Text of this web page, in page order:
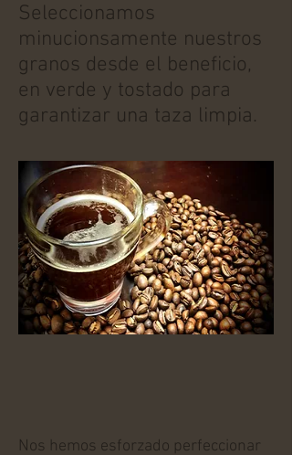
Seleccionamos
minucionsamente nuestros
granos desde el beneficio,
en verde y tostado para
garantizar una taza limpia.
Nos hemos esforzado perfeccionar